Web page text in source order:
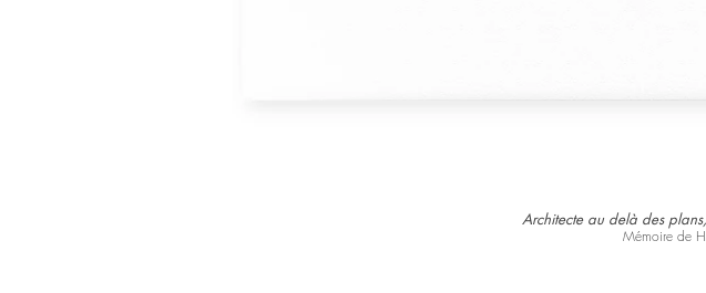
Architecte au delà des
Mémoire de